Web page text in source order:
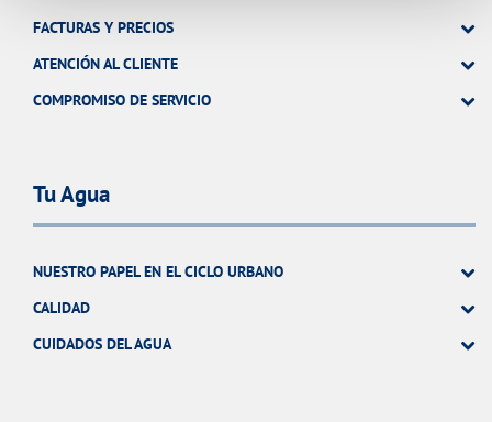
FACTURAS Y PRECIOS
ATENCIÓN AL CLIENTE
COMPROMISO DE SERVICIO
Tu Agua
NUESTRO PAPEL EN EL CICLO URBANO
CALIDAD
CUIDADOS DEL AGUA